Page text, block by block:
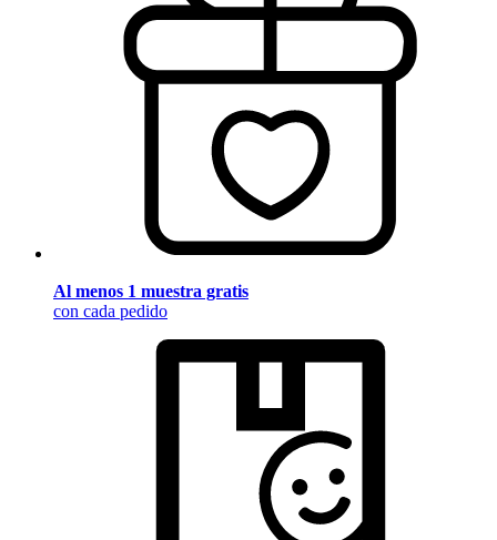
Al menos 1 muestra gratis
con cada pedido